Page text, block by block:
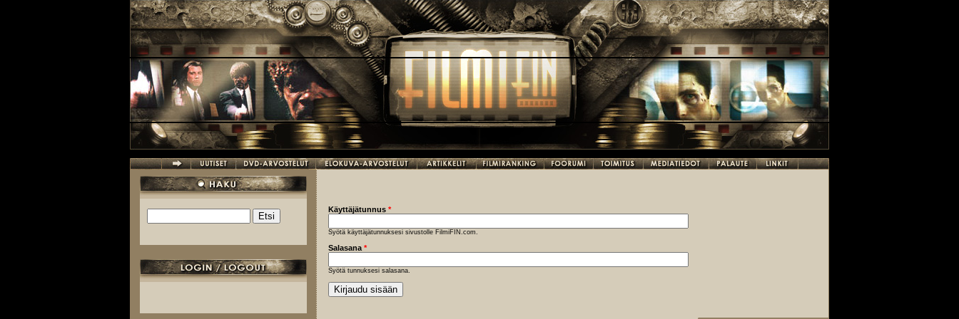
Hakulomake
Käyttäjätunnus *
Syötä käyttäjätunnuksesi sivustolle FilmiFIN.com.
Salasana *
Syötä tunnuksesi salasana.